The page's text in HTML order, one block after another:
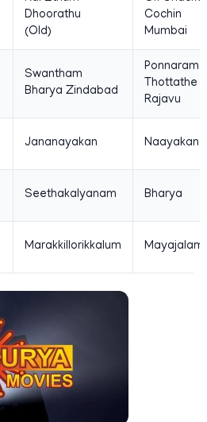
Dhoorathu
(Old)
Cochin
Mumbai
Swantham
Bharya Zindabad
Ponnaram
Thottathe
Rajavu
Jananayakan Naayakan
Seethakalyanam Bharya
Marakkillorikkalum Mayajalam